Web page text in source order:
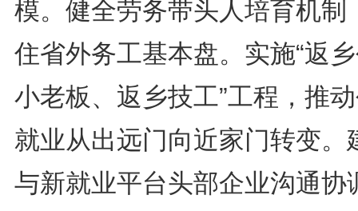
模。健全劳务带头人培育机制
住省外务工基本盘。实施“返
小老板、返乡技工”工程，推
就业从出远门向近家门转变。
与新就业平台头部企业沟通协